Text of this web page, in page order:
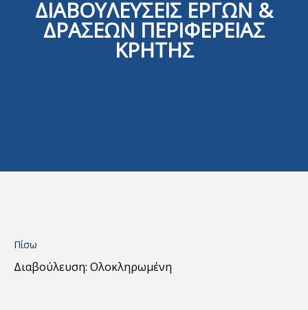
ΔΙΑΒΟΥΛΕΥΣΕΙΣ ΕΡΓΩΝ &
ΔΡΑΣΕΩΝ ΠΕΡΙΦΕΡΕΙΑΣ
ΚΡΗΤΗΣ
Πίσω
Διαβούλευση: Ολοκληρωμένη